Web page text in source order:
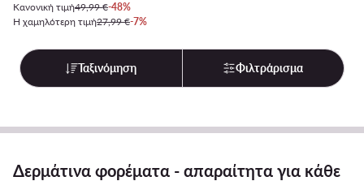
Κανονική τιμή49,99 €-48%
Η χαμηλότερη τιμή27,99 €-7%
Ταξινόμηση Φιλτράρισμα
Δερμάτινα φορέματα - απαραίτητα για κάθε